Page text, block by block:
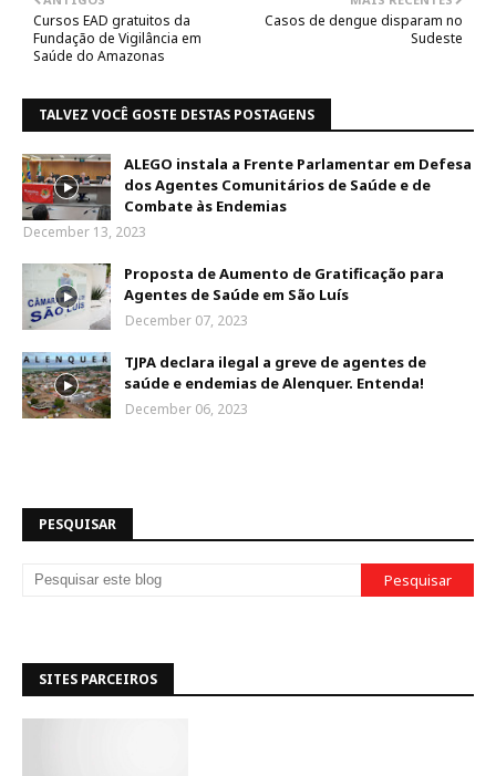
Casos de dengue disparam no
Sudeste
Cursos EAD gratuitos da
Fundação de Vigilância em
Saúde do Amazonas
TALVEZ VOCÊ GOSTE DESTAS POSTAGENS
ALEGO instala a Frente Parlamentar em Defesa
dos Agentes Comunitários de Saúde e de
Combate às Endemias
December 13, 2023
Proposta de Aumento de Gratificação para
Agentes de Saúde em São Luís
December 07, 2023
TJPA declara ilegal a greve de agentes de
saúde e endemias de Alenquer. Entenda!
December 06, 2023
PESQUISAR
SITES PARCEIROS